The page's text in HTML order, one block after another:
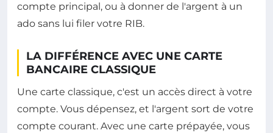
compte principal, ou à donner de l'argent à un
ado sans lui filer votre RIB.
LA DIFFÉRENCE AVEC UNE CARTE
BANCAIRE CLASSIQUE
Une carte classique, c'est un accès direct à votre
compte. Vous dépensez, et l'argent sort de votre
compte courant. Avec une carte prépayée, vous